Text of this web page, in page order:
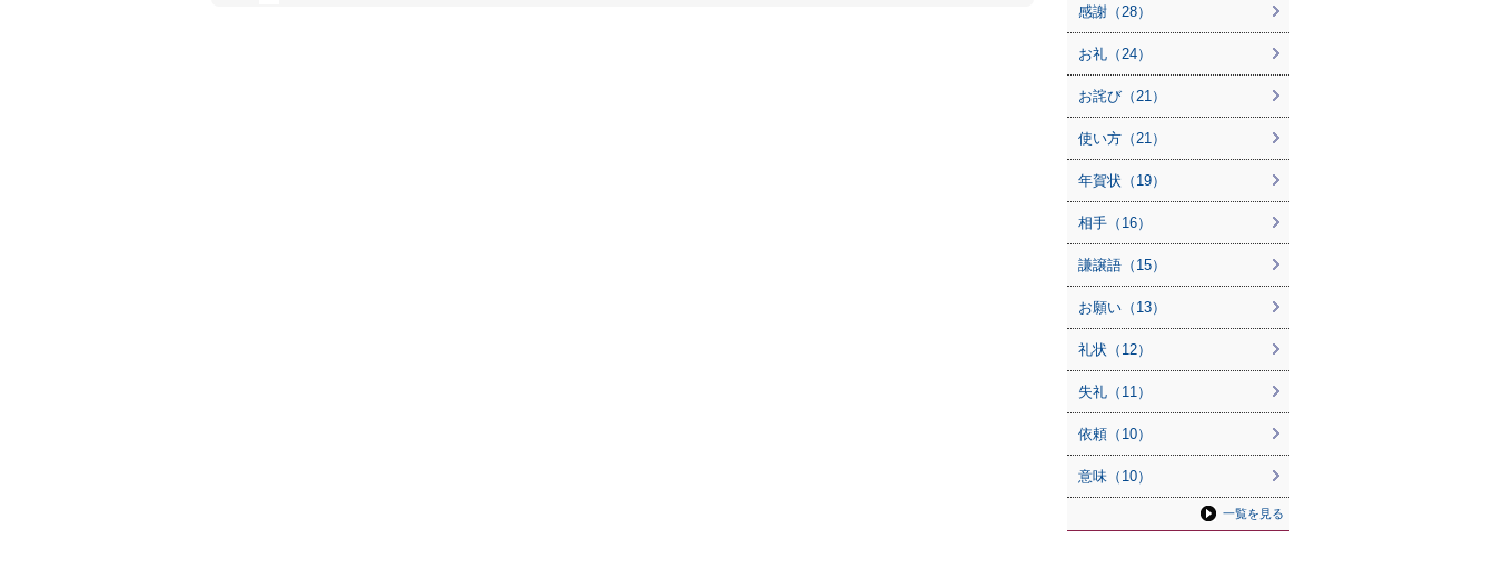
感謝（28）
お礼（24）
お詫び（21）
使い方（21）
年賀状（19）
相手（16）
謙譲語（15）
お願い（13）
礼状（12）
失礼（11）
依頼（10）
意味（10）
一覧を見る